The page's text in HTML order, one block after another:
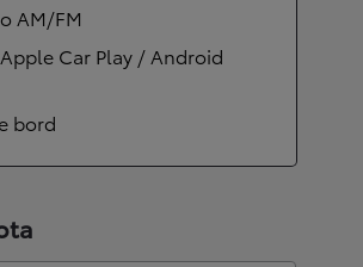
AM/FM
Car Play / Android
bord